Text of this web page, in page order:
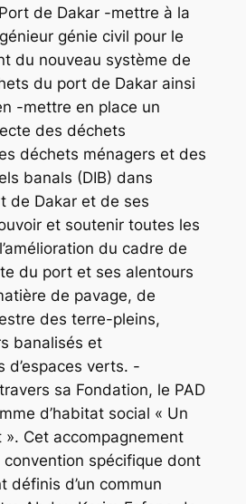
de Dakar -mettre à la
génie civil pour le
du nouveau système de
du port de Dakar ainsi
-mettre en place un
des déchets
déchets ménagers et des
banals (DIB) dans
de Dakar et de ses
et soutenir toutes les
du cadre de
du port et ses alentours
de pavage, de
des terre-pleins,
banalisés et
d’espaces verts. -
sa Fondation, le PAD
d’habitat social « Un
Cet accompagnement
convention spécifique dont
définis d’un commun